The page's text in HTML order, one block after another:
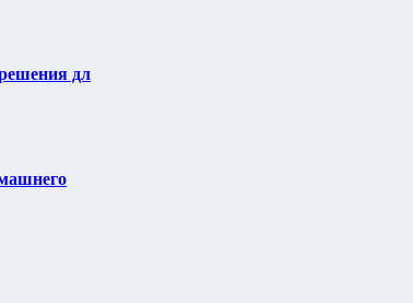
дл